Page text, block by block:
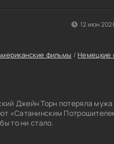
фильмы / Немецкие
Джейн Торн потеряла мужа
«Сатанинским
то ни стало.
12 июн